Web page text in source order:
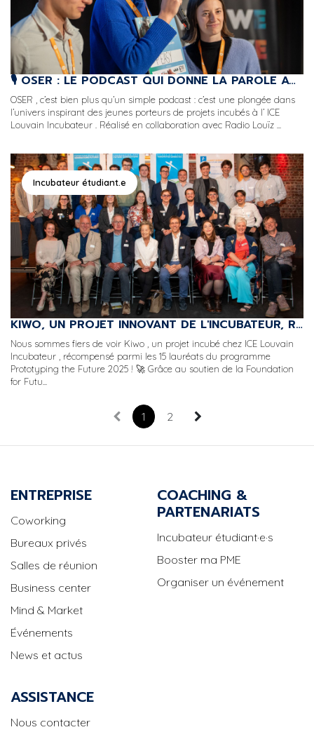
🎙 OSER : LE PODCAST QUI DONNE LA PAROLE AUX JEUNES ENTREPRENEUR·E·S DE L’ICE LOUVAIN INCUBATEUR
OSER , c’est bien plus qu’un simple podcast : c’est une plongée dans
l’univers inspirant des jeunes porteurs de projets incubés à l’ ICE
Louvain Incubateur . Réalisé en collaboration avec Radio Louïz ...
Incubateur étudiant.e
KIWO, UN PROJET INNOVANT DE L'INCUBATEUR, RÉCOMPENSÉ PAR PROTOTYPING THE FUTURE 2025 !
Nous sommes fiers de voir Kiwo , un projet incubé chez ICE Louvain
Incubateur , récompensé parmi les 15 lauréats du programme
Prototyping the Future 2025 ! 🚀 Grâce au soutien de la Foundation
for Futu...
1 2
ENTREPRISE
Coworking
Bureaux privés
Salles de réunion
Business center
Mind & Market
Événements
News et actus
COACHING &
PARTENARIATS
Incubateur étudiant·e·s
Booster ma PME
Organiser un événement
ASSISTANCE
Nous contacter